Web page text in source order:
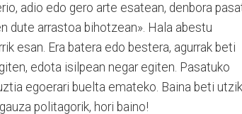
adio edo gero arte esatean, denbora
dute arrastoa bihotzean». Hala abestu
esan. Era batera edo bestera, agurrak beti
edota isilpean negar egiten. Pasatuko
egoerari buelta emateko. Baina beti
politagorik, hori baino!